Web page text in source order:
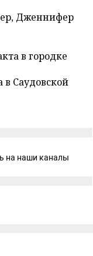
Дженнифер
в городке
Саудовской
на наши каналы